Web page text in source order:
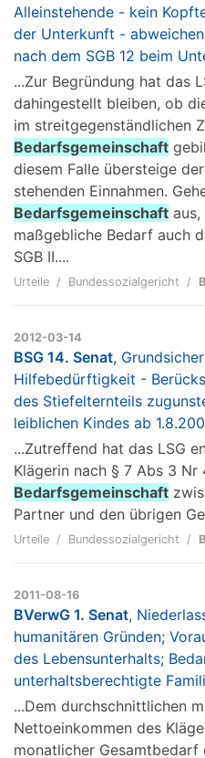
Alleinstehende - kein
der Unterkunft -
nach dem SGB 12 beim
...Zur Begründung hat das
dahingestellt bleiben, ob
im streitgegenständlichen
Bedarfsgemeinschaft
diesem Falle übersteige
stehenden Einnahmen.
Bedarfsgemeinschaft
maßgebliche Bedarf auch
SGB II....
Urteile Bundessozialgericht
2012-03-14
BSG 14. Senat,
Hilfebedürftigkeit -
des Stiefelternteils
leiblichen Kindes ab
...Zutreffend hat das LSG
Klägerin nach § 7 Abs 3 Nr
Bedarfsgemeinschaft
Partner und den übrigen
Urteile Bundessozialgericht
2011-08-16
BVerwG 1. Senat,
humanitären Gründen;
des Lebensunterhalts;
unterhaltsberechtigte
...Dem durchschnittlichen
Nettoeinkommen des
monatlicher Gesamtbedarf